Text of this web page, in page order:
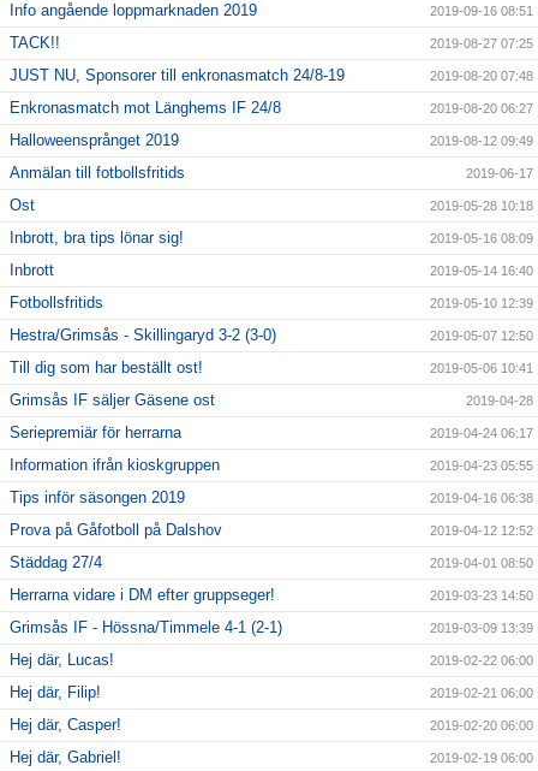
Info angående loppmarknaden 2019 2019-09-16 08:51
TACK!! 2019-08-27 07:25
JUST NU, Sponsorer till enkronasmatch 24/8-19 2019-08-20 07:48
Enkronasmatch mot Länghems IF 24/8 2019-08-20 06:27
Halloweensprånget 2019 2019-08-12 09:49
Anmälan till fotbollsfritids 2019-06-17
Ost 2019-05-28 10:18
Inbrott, bra tips lönar sig! 2019-05-16 08:09
Inbrott 2019-05-14 16:40
Fotbollsfritids 2019-05-10 12:39
Hestra/Grimsås - Skillingaryd 3-2 (3-0) 2019-05-07 12:50
Till dig som har beställt ost! 2019-05-06 10:41
Grimsås IF säljer Gäsene ost 2019-04-28
Seriepremiär för herrarna 2019-04-24 06:17
Information ifrån kioskgruppen 2019-04-23 05:55
Tips inför säsongen 2019 2019-04-16 06:38
Prova på Gåfotboll på Dalshov 2019-04-12 12:52
Städdag 27/4 2019-04-01 08:50
Herrarna vidare i DM efter gruppseger! 2019-03-23 14:50
Grimsås IF - Hössna/Timmele 4-1 (2-1) 2019-03-09 13:39
Hej där, Lucas! 2019-02-22 06:00
Hej där, Filip! 2019-02-21 06:00
Hej där, Casper! 2019-02-20 06:00
Hej där, Gabriel! 2019-02-19 06:00